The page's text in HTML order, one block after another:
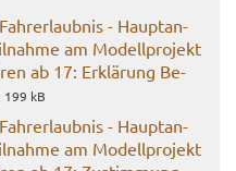
- Haupt­an­
am Mo­dell­pro­jekt
ab 17: Er­klä­rung Be­
199 kB
- Haupt­an­
am Mo­dell­pro­jekt